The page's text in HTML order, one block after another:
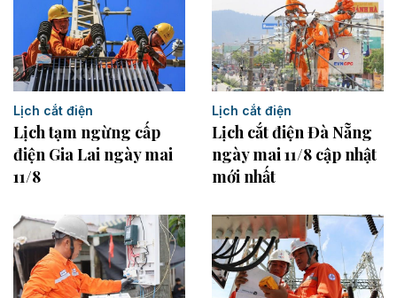
Lịch cắt điện
Lịch tạm ngừng cấp
điện Gia Lai ngày mai
11/8
Lịch cắt điện
Lịch cắt điện Đà Nẵng
ngày mai 11/8 cập nhật
mới nhất